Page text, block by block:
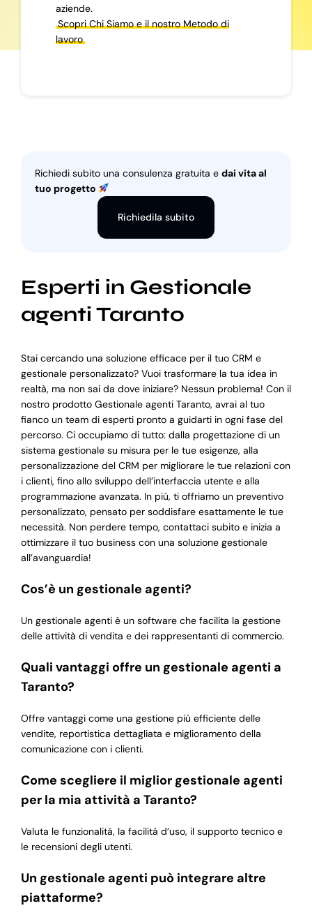
aziende.
Scopri Chi Siamo e il nostro Metodo di
lavoro
Richiedi subito una consulenza gratuita e dai vita al
tuo progetto
Richiedila subito
Esperti in Gestionale
agenti Taranto
Stai cercando una soluzione efficace per il tuo CRM e
gestionale personalizzato? Vuoi trasformare la tua idea in
realtà, ma non sai da dove iniziare? Nessun problema! Con il
nostro prodotto Gestionale agenti Taranto, avrai al tuo
fianco un team di esperti pronto a guidarti in ogni fase del
percorso. Ci occupiamo di tutto: dalla progettazione di un
sistema gestionale su misura per le tue esigenze, alla
personalizzazione del CRM per migliorare le tue relazioni con
i clienti, fino allo sviluppo dell’interfaccia utente e alla
programmazione avanzata. In più, ti offriamo un preventivo
personalizzato, pensato per soddisfare esattamente le tue
necessità. Non perdere tempo, contattaci subito e inizia a
ottimizzare il tuo business con una soluzione gestionale
all’avanguardia!
Cos’è un gestionale agenti?
Un gestionale agenti è un software che facilita la gestione
delle attività di vendita e dei rappresentanti di commercio.
Quali vantaggi offre un gestionale agenti a
Taranto?
Offre vantaggi come una gestione più efficiente delle
vendite, reportistica dettagliata e miglioramento della
comunicazione con i clienti.
Come scegliere il miglior gestionale agenti
per la mia attività a Taranto?
Valuta le funzionalità, la facilità d’uso, il supporto tecnico e
le recensioni degli utenti.
Un gestionale agenti può integrare altre
piattaforme?